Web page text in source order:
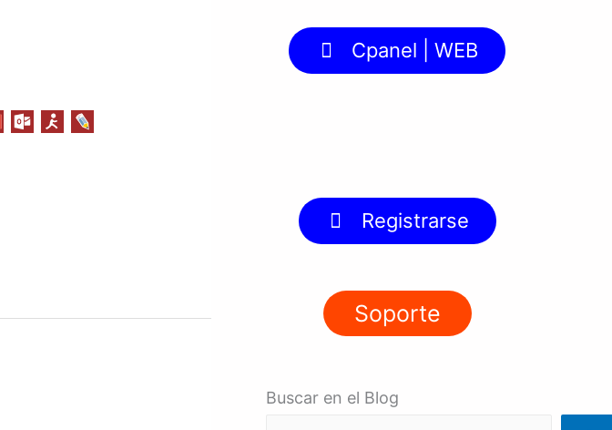
Cpanel | WEB
Registrarse
Soporte
Buscar en el Blog